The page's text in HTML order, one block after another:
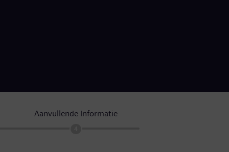
Aanvullende Informatie